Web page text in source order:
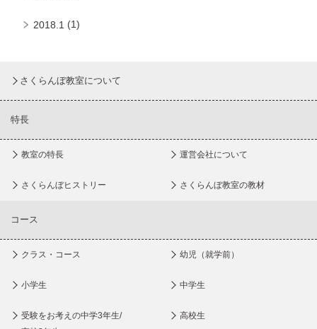
2018.1 (1)
さくらんぼ教室について
特長
教室の特長 運営会社について
さくらんぼヒストリー さくらんぼ教室の教材
コース
クラス・コース 幼児（就学前）
小学生 中学生
受験をお考えの中学3年生/
高校生